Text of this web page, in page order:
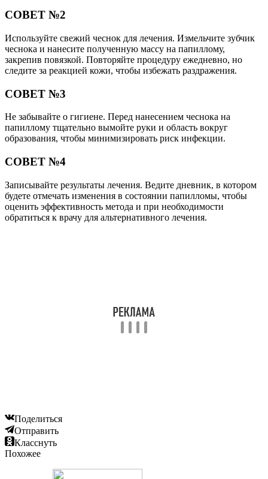
СОВЕТ №2
Используйте свежий чеснок для лечения. Измельчите зубчик
чеснока и нанесите полученную массу на папиллому,
закрепив повязкой. Повторяйте процедуру ежедневно, но
следите за реакцией кожи, чтобы избежать раздражения.
СОВЕТ №3
Не забывайте о гигиене. Перед нанесением чеснока на
папиллому тщательно вымойте руки и область вокруг
образования, чтобы минимизировать риск инфекции.
СОВЕТ №4
Записывайте результаты лечения. Ведите дневник, в котором
будете отмечать изменения в состоянии папилломы, чтобы
оценить эффективность метода и при необходимости
обратиться к врачу для альтернативного лечения.
Поделиться
Отправить
Класснуть
Похожее